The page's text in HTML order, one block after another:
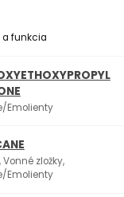
a funkcia
Emolienty
zložky,
Emolienty